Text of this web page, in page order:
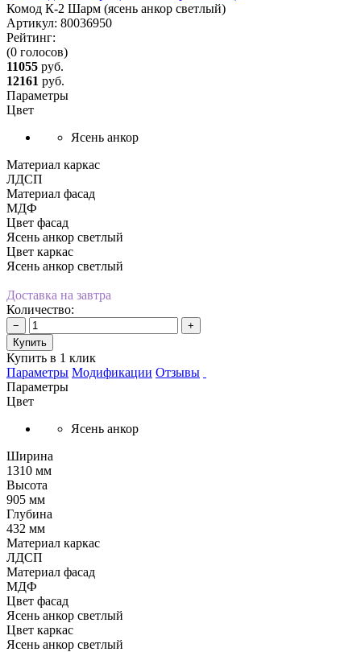
Комод К-2 Шарм (ясень анкор светлый)
Артикул: 80036950
Рейтинг:
(0 голосов)
11055 руб.
12161 руб.
Параметры
Цвет
Ясень анкор
Материал каркас
ЛДСП
Материал фасад
МДФ
Цвет фасад
Ясень анкор светлый
Цвет каркас
Ясень анкор светлый
Доставка на завтра
Количество:
−
+
Купить
Купить в 1 клик
Параметры Модификации Отзывы
Параметры
Цвет
Ясень анкор
Ширина
1310 мм
Высота
905 мм
Глубина
432 мм
Материал каркас
ЛДСП
Материал фасад
МДФ
Цвет фасад
Ясень анкор светлый
Цвет каркас
Ясень анкор светлый